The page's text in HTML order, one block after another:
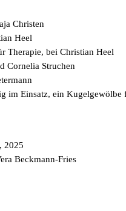
Christen
Heel
Therapie, bei Christian Heel
Cornelia Struchen
Einsatz, ein Kugelgewölbe
2025
Beckmann-Fries